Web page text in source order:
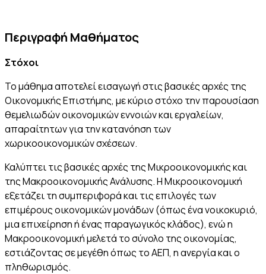
Περιγραφή Μαθήματος
Στόχοι
Το μάθημα αποτελεί εισαγωγή στις βασικές αρχές της
Οικονομικής Επιστήμης, με κύριο στόχο την παρουσίαση
θεμελιωδών οικονομικών εννοιών και εργαλείων,
απαραίτητων για την κατανόηση των
χωρικοοικονομικών σχέσεων.
Καλύπτει τις βασικές αρχές της Μικροοικονομικής και
της Μακροοικονομικής Ανάλυσης. Η Μικροοικονομική
εξετάζει τη συμπεριφορά και τις επιλογές των
επιμέρους οικονομικών μονάδων (όπως ένα νοικοκυριό,
μια επιχείρηση ή ένας παραγωγικός κλάδος), ενώ η
Μακροοικονομική μελετά το σύνολο της οικονομίας,
εστιάζοντας σε μεγέθη όπως το ΑΕΠ, η ανεργία και ο
πληθωρισμός.